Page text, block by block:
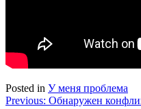
Posted in У меня проблема
Навигация
Previous: Обнаружен